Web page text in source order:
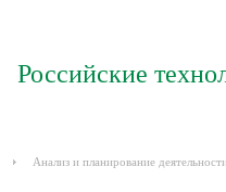
Российские
Анализ и планирование